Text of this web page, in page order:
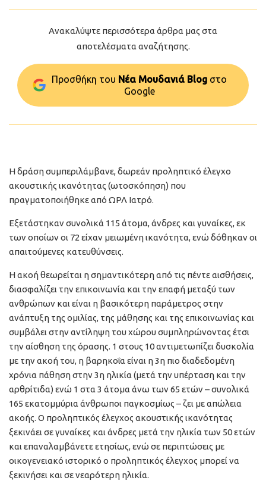
Ανακαλύψτε περισσότερα άρθρα μας στα
αποτελέσματα αναζήτησης.
Προσθήκη του Νέα Μουδανιά Blog στo
Google
Η δράση συμπεριλάμβανε, δωρεάν προληπτικό έλεγχο
ακουστικής ικανότητας (ωτοσκόπηση) που
πραγματοποιήθηκε από ΩΡΛ Ιατρό.
Εξετάστηκαν συνολικά 115 άτομα, άνδρες και γυναίκες, εκ
των οποίων οι 72 είχαν μειωμένη ικανότητα, ενώ δόθηκαν οι
απαιτούμενες κατευθύνσεις.
Η ακοή θεωρείται η σημαντικότερη από τις πέντε αισθήσεις,
διασφαλίζει την επικοινωνία και την επαφή μεταξύ των
ανθρώπων και είναι η βασικότερη παράμετρος στην
ανάπτυξη της ομιλίας, της μάθησης και της επικοινωνίας και
συμβάλει στην αντίληψη του χώρου συμπληρώνοντας έτσι
την αίσθηση της όρασης. 1 στους 10 αντιμετωπίζει δυσκολία
με την ακοή του, η βαρηκοΐα είναι η 3η πιο διαδεδομένη
χρόνια πάθηση στην 3η ηλικία (μετά την υπέρταση και την
αρθρίτιδα) ενώ 1 στα 3 άτομα άνω των 65 ετών – συνολικά
165 εκατομμύρια άνθρωποι παγκοσμίως – ζει με απώλεια
ακοής. Ο προληπτικός έλεγχος ακουστικής ικανότητας
ξεκινάει σε γυναίκες και άνδρες μετά την ηλικία των 50 ετών
και επαναλαμβάνετε ετησίως, ενώ σε περιπτώσεις με
οικογενειακό ιστορικό ο προληπτικός έλεγχος μπορεί να
ξεκινήσει και σε νεαρότερη ηλικία.